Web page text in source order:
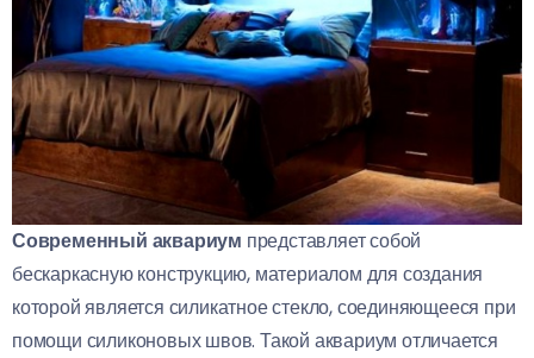
Современный аквариум представляет собой
бескаркасную конструкцию, материалом для создания
которой является силикатное стекло, соединяющееся при
помощи силиконовых швов. Такой аквариум отличается